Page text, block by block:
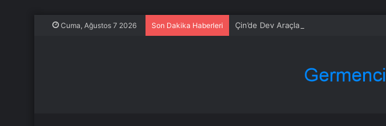
Cuma, Ağustos 7 2026 Son Dakika Haberleri Çin’de Dev Araçlar Yolları Ezdi, Elektrikli